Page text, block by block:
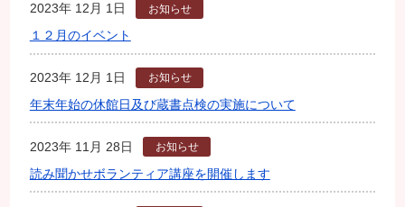
2023年 12月 1日 お知らせ
１２月のイベント
2023年 12月 1日 お知らせ
年末年始の休館日及び蔵書点検の実施について
2023年 11月 28日 お知らせ
読み聞かせボランティア講座を開催します